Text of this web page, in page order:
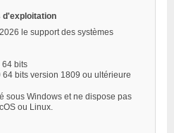
d'exploitation
le support des systèmes
64 bits
64 bits version 1809 ou ultérieure
sous Windows et ne dispose pas
ou Linux.